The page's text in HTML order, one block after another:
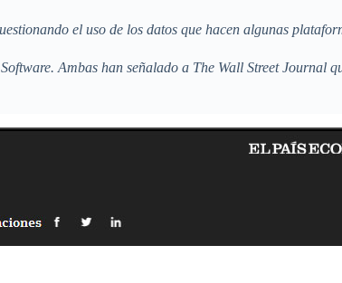
el uso de los datos que hacen algunas
Ambas han señalado a The Wall Street Journal